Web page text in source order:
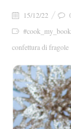
15/12/22
confettura di fragole